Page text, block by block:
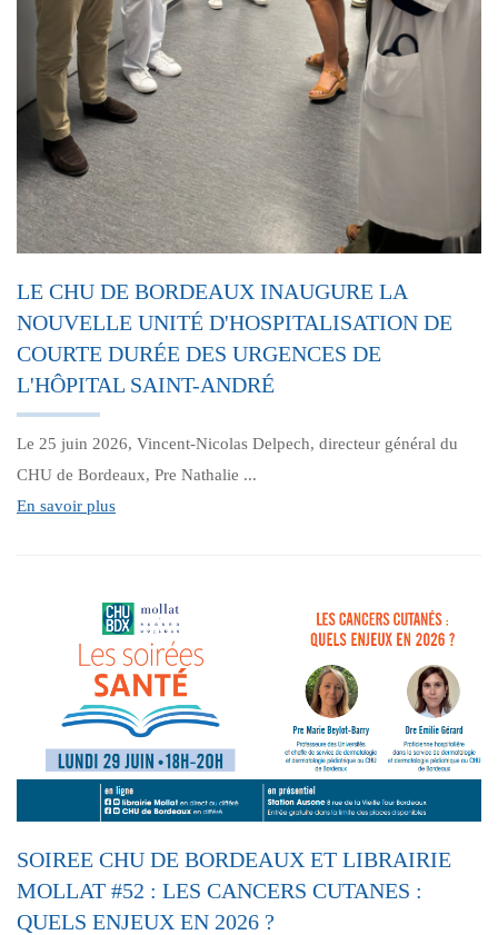
LE CHU DE BORDEAUX INAUGURE LA
NOUVELLE UNITÉ D'HOSPITALISATION DE
COURTE DURÉE DES URGENCES DE
L'HÔPITAL SAINT-ANDRÉ
Le 25 juin 2026, Vincent-Nicolas Delpech, directeur général du
CHU de Bordeaux, Pre Nathalie ...
En savoir plus
SOIREE CHU DE BORDEAUX ET LIBRAIRIE
MOLLAT #52 : LES CANCERS CUTANES :
QUELS ENJEUX EN 2026 ?